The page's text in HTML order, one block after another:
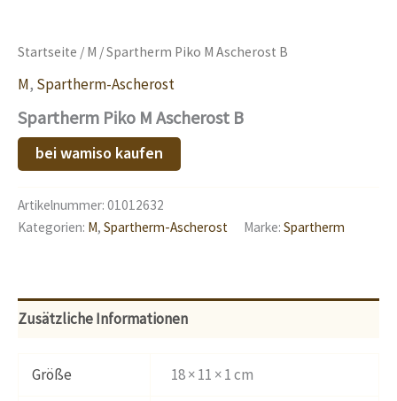
Startseite / M / Spartherm Piko M Ascherost B
M, Spartherm-Ascherost
Spartherm Piko M Ascherost B
bei wamiso kaufen
Artikelnummer: 01012632
Kategorien: M, Spartherm-Ascherost Marke: Spartherm
Zusätzliche Informationen
Größe 18 × 11 × 1 cm